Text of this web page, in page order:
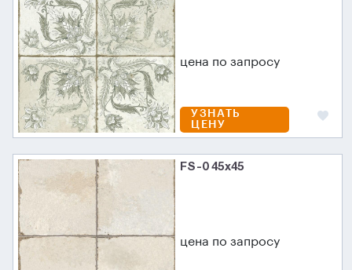
цена по запросу
УЗНАТЬ
ЦЕНУ
FS-0 45x45
цена по запросу